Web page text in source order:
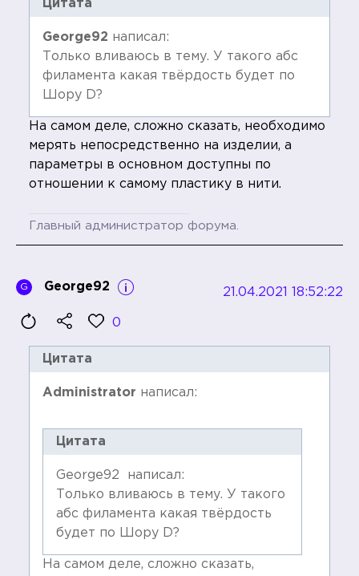
Цитата
George92 написал:
Только вливаюсь в тему. У такого абс
филамента какая твёрдость будет по
Шору D?
На самом деле, сложно сказать, необходимо
мерять непосредственно на изделии, а
параметры в основном доступны по
отношении к самому пластику в нити.
Главный администратор форума.
G George92 21.04.2021 18:52:22
0
Цитата
Administrator написал:
Цитата
George92 написал:
Только вливаюсь в тему. У такого
абс филамента какая твёрдость
будет по Шору D?
На самом деле, сложно сказать,